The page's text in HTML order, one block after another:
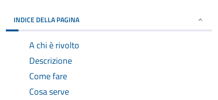
INDICE DELLA PAGINA
A chi è rivolto
Descrizione
Come fare
Cosa serve